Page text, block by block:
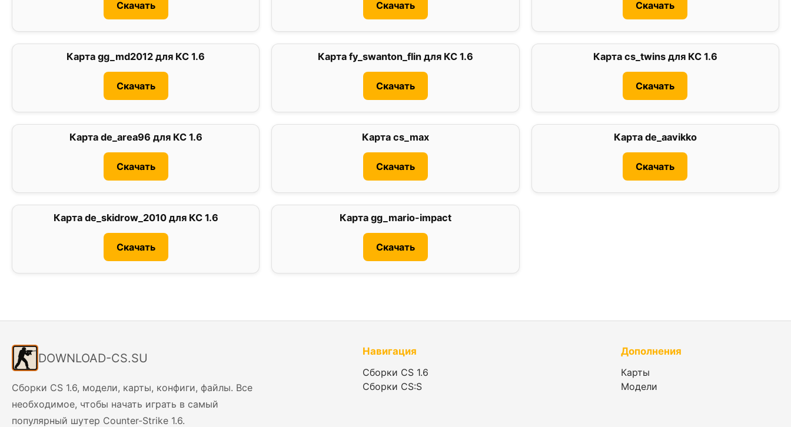
Скачать Скачать Скачать
Карта gg_md2012 для КС 1.6
Скачать
Карта fy_swanton_flin для КС 1.6
Скачать
Карта cs_twins для КС 1.6
Скачать
Карта de_area96 для КС 1.6
Скачать
Карта cs_max
Скачать
Карта de_aavikko
Скачать
Карта de_skidrow_2010 для КС 1.6
Скачать
Карта gg_mario-impact
Скачать
DOWNLOAD-CS.SU
Сборки CS 1.6, модели, карты, конфиги, файлы. Все
необходимое, чтобы начать играть в самый
популярный шутер Counter-Strike 1.6.
Навигация
Сборки CS 1.6
Сборки CS:S
Дополнения
Карты
Модели